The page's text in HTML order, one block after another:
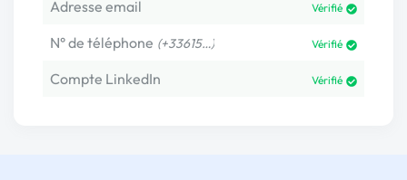
Adresse email Vérifié
N° de téléphone (+33615…) Vérifié
Compte LinkedIn Vérifié